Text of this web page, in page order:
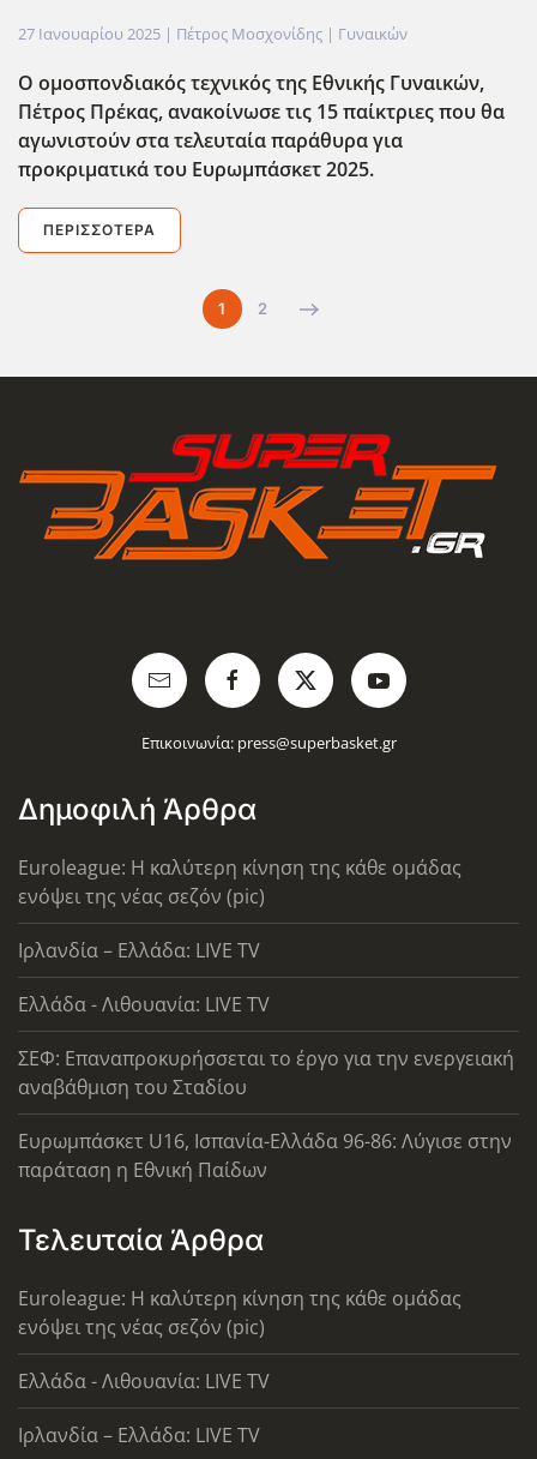
27 Ιανουαρίου 2025 | Πέτρος Μοσχονίδης | Γυναικών
Ο ομοσπονδιακός τεχνικός της Εθνικής Γυναικών,
Πέτρος Πρέκας, ανακοίνωσε τις 15 παίκτριες που θα
αγωνιστούν στα τελευταία παράθυρα για
προκριματικά του Ευρωμπάσκετ 2025.
ΠΕΡΙΣΣΌΤΕΡΑ
1 2
Επικοινωνία: press@superbasket.gr
Δημοφιλή Άρθρα
Euroleague: Η καλύτερη κίνηση της κάθε ομάδας
ενόψει της νέας σεζόν (pic)
Ιρλανδία – Ελλάδα: LIVE TV
Ελλάδα - Λιθουανία: LIVE TV
ΣΕΦ: Επαναπροκυρήσσεται το έργο για την ενεργειακή
αναβάθμιση του Σταδίου
Ευρωμπάσκετ U16, Ισπανία-Ελλάδα 96-86: Λύγισε στην
παράταση η Εθνική Παίδων
Τελευταία Άρθρα
Euroleague: Η καλύτερη κίνηση της κάθε ομάδας
ενόψει της νέας σεζόν (pic)
Ελλάδα - Λιθουανία: LIVE TV
Ιρλανδία – Ελλάδα: LIVE TV